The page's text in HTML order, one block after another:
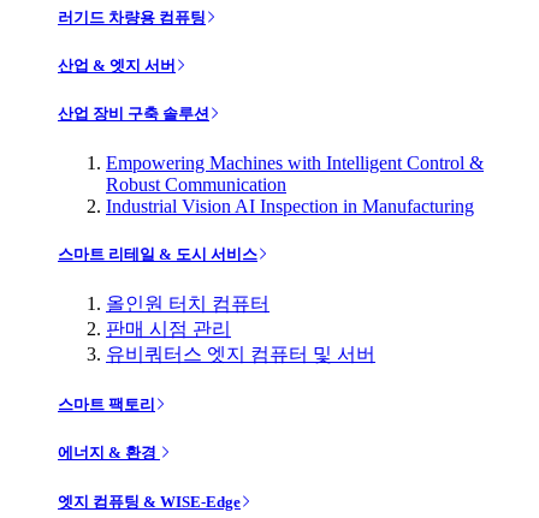
러기드 차량용 컴퓨팅
산업 & 엣지 서버
산업 장비 구축 솔루션
Empowering Machines with Intelligent Control &
Robust Communication
Industrial Vision AI Inspection in Manufacturing
스마트 리테일 & 도시 서비스
올인원 터치 컴퓨터
판매 시점 관리
유비쿼터스 엣지 컴퓨터 및 서버
스마트 팩토리
에너지 & 환경
엣지 컴퓨팅 & WISE-Edge